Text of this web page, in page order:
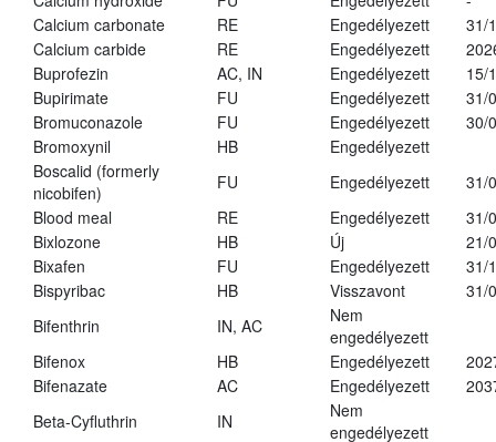
Calcium carbonate
RE Engedélyezett
31/
Calcium carbide
RE Engedélyezett
Buprofezin
AC, IN Engedélyezett
15/
Bupirimate
FU Engedélyezett
31/
Bromuconazole
FU Engedélyezett
30/
Bromoxynil
HB
Engedélyezett
Boscalid (formerly
nicobifen)
FU Engedélyezett
31/
Blood meal
RE Engedélyezett
31/
Bixlozone
HB Új
21/
Bixafen
FU Engedélyezett
31/
Bispyribac
HB Visszavont
31/
Bifenthrin
IN, AC
Nem
engedélyezett
Bifenox
HB Engedélyezett
Bifenazate
AC Engedélyezett
Beta-Cyfluthrin
IN
Nem
engedélyezett